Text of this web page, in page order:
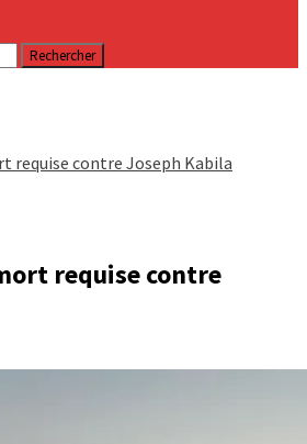
requise contre Joseph Kabila
requise contre